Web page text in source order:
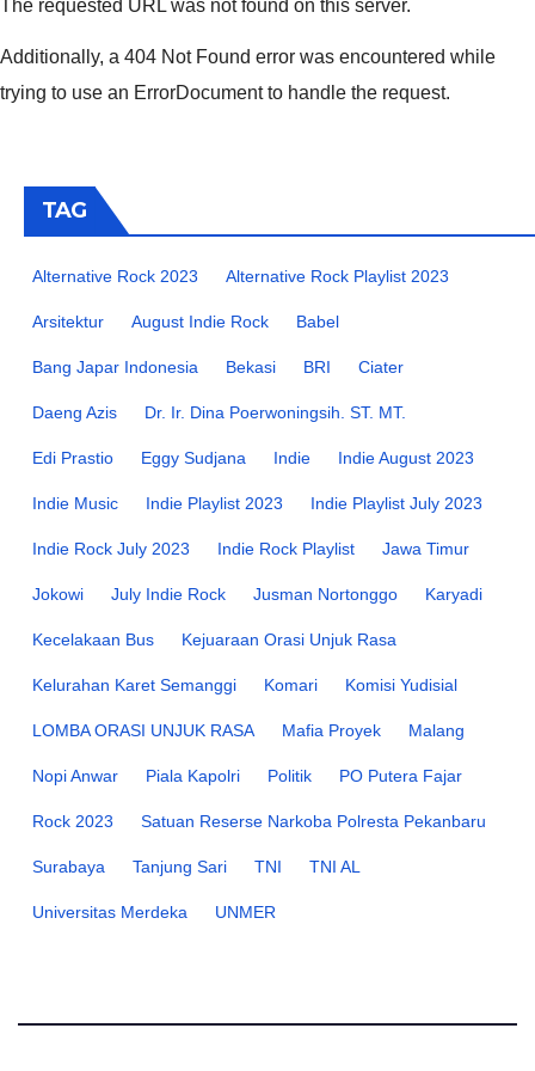
The requested URL was not found on this server.
Additionally, a 404 Not Found error was encountered while
trying to use an ErrorDocument to handle the request.
TAG
Alternative Rock 2023 Alternative Rock Playlist 2023
Arsitektur August Indie Rock Babel
Bang Japar Indonesia Bekasi BRI Ciater
Daeng Azis Dr. Ir. Dina Poerwoningsih. ST. MT.
Edi Prastio Eggy Sudjana Indie Indie August 2023
Indie Music Indie Playlist 2023 Indie Playlist July 2023
Indie Rock July 2023 Indie Rock Playlist Jawa Timur
Jokowi July Indie Rock Jusman Nortonggo Karyadi
Kecelakaan Bus Kejuaraan Orasi Unjuk Rasa
Kelurahan Karet Semanggi Komari Komisi Yudisial
LOMBA ORASI UNJUK RASA Mafia Proyek Malang
Nopi Anwar Piala Kapolri Politik PO Putera Fajar
Rock 2023 Satuan Reserse Narkoba Polresta Pekanbaru
Surabaya Tanjung Sari TNI TNI AL
Universitas Merdeka UNMER